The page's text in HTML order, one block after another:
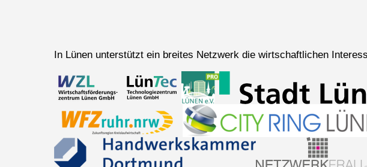
In Lünen unterstützt ein breites Netzwerk die wirtschaftlichen